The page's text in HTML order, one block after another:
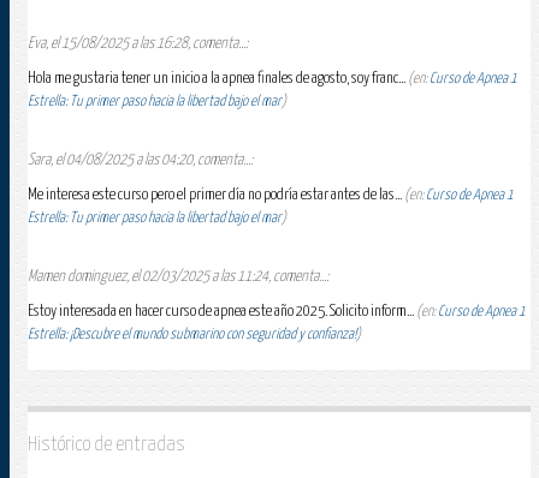
Eva, el 15/08/2025 a las 16:28, comenta...:
Hola me gustaria tener un inicio a la apnea finales de agosto, soy franc... (en:Curso de Apnea 1
Estrella: Tu primer paso hacia la libertad bajo el mar)
Sara, el 04/08/2025 a las 04:20, comenta...:
Me interesa este curso pero el primer día no podría estar antes de las... (en:Curso de Apnea 1
Estrella: Tu primer paso hacia la libertad bajo el mar)
Mamen dominguez, el 02/03/2025 a las 11:24, comenta...:
Estoy interesada en hacer curso de apnea este año 2025. Solicito inform... (en:Curso de Apnea 1
Estrella: ¡Descubre el mundo submarino con seguridad y confianza!)
Histórico de entradas